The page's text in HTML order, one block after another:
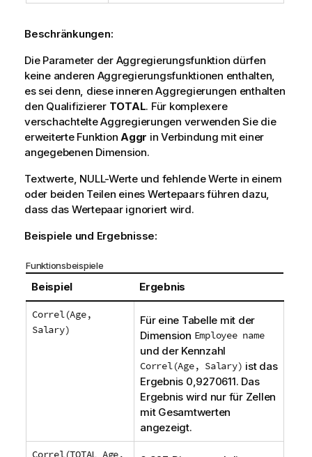
Beschränkungen:
Die Parameter der Aggregierungsfunktion dürfen
keine anderen Aggregierungsfunktionen enthalten,
es sei denn, diese inneren Aggregierungen enthalten
den Qualifizierer TOTAL. Für komplexere
verschachtelte Aggregierungen verwenden Sie die
erweiterte Funktion Aggr in Verbindung mit einer
angegebenen Dimension.
Textwerte, NULL-Werte und fehlende Werte in einem
oder beiden Teilen eines Wertepaars führen dazu,
dass das Wertepaar ignoriert wird.
Beispiele und Ergebnisse:
Funktionsbeispiele
Beispiel Ergebnis
Correl(Age,
Salary)
Für eine Tabelle mit der
Dimension Employee name
und der Kennzahl
Correl(Age, Salary) ist das
Ergebnis 0,9270611. Das
Ergebnis wird nur für Zellen
mit Gesamtwerten
angezeigt.